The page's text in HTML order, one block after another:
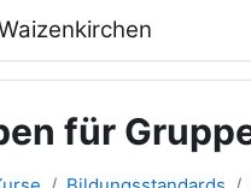
für